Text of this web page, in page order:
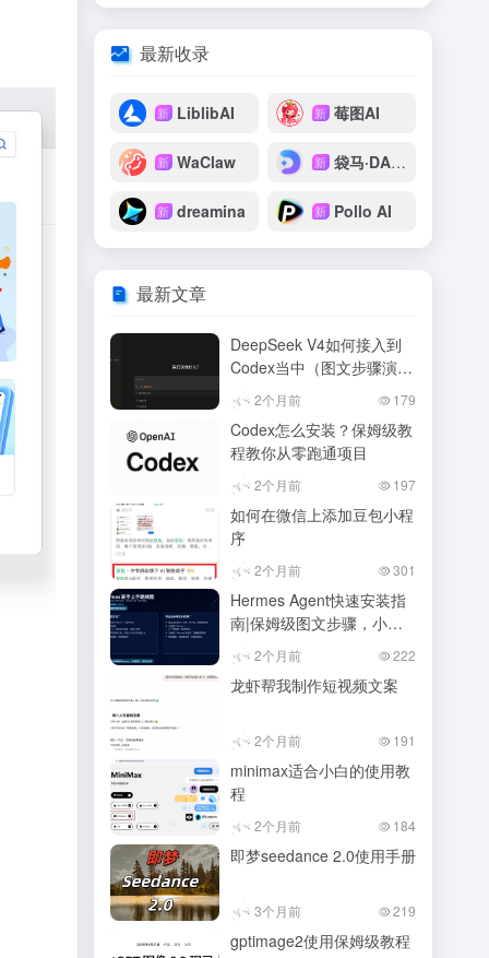
最新收录
新 LiblibAI 新 莓图AI
新 WaClaw 新 袋马·DAIMAX
新 dreamina 新 Pollo AI
最新文章
DeepSeek V4如何接入到
Codex当中（图文步骤演
示）2个月前 179
Codex怎么安装？保姆级教
程教你从零跑通项目
2个月前 197
如何在微信上添加豆包小程
序
2个月前 301
Hermes Agent快速安装指
南|保姆级图文步骤，小白
也能会2个月前 222
龙虾帮我制作短视频文案
2个月前 191
minimax适合小白的使用教
程
2个月前 184
即梦seedance 2.0使用手册
3个月前 219
gptimage2使用保姆级教程